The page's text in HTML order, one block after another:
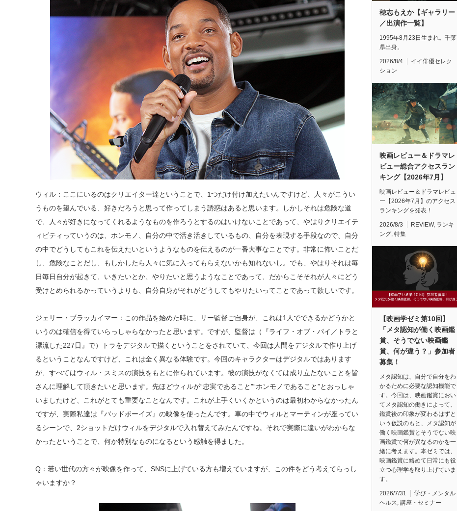
ウィル：ここにいるのはクリエイター達ということで、1つだけ付け加えたいんですけど、人々がこうい
うものを望んでいる、好きだろうと思って作ってしまう誘惑はあると思います。しかしそれは危険な道
で、人々が好きになってくれるようなものを作ろうとするのはいけないことであって、やはりクリエイテ
ィビティっていうのは、ホンモノ、自分の中で活き活きしているもの、自分を表現する手段なので、自分
の中でどうしてもこれを伝えたいというようなものを伝えるのが一番大事なことです。非常に怖いことだ
し、危険なことだし、もしかしたら人々に気に入ってもらえないかも知れないし。でも、やはりそれは毎
日毎日自分が起きて、いきたいとか、やりたいと思うようなことであって、だからこそそれが人々にどう
受けとめられるかっていうよりも、自分自身がそれがどうしてもやりたいってことであって欲しいです。
ジェリー・ブラッカイマー：この作品を始めた時に、リー監督ご自身が、これは1人でできるかどうかと
いうのは確信を得ていらっしゃらなかったと思います。ですが、監督は（『ライフ・オブ・パイ／トラと
漂流した227日』で）トラをデジタルで描くということをされていて、今回は人間をデジタルで作り上げ
るということなんですけど、これは全く異なる体験です。今回のキャラクターはデジタルではあります
が、すべてはウィル・スミスの演技をもとに作られています。彼の演技がなくては成り立たないことを皆
さんに理解して頂きたいと思います。先ほどウィルが“忠実であること”“ホンモノであること”とおっしゃ
いましたけど、これがとても重要なことなんです。これが上手くいくかというのは最初わからなかったん
ですが、実際私達は『バッドボーイズ』の映像を使ったんです。車の中でウィルとマーティンが座ってい
るシーンで、2ショットだけウィルをデジタルで入れ替えてみたんですね。それで実際に違いがわからな
かったということで、何か特別なものになるという感触を得ました。
Q：若い世代の方々が映像を作って、SNSに上げている方も増えていますが、この件をどう考えてらっし
ゃいますか？
穂志もえか【ギャラリー
／出演作一覧】
1995年8月23日生まれ。千葉
県出身。
2026/8/4
イイ俳優セレク
ション
映画レビュー＆ドラマレ
ビュー総合アクセスラン
キング【2026年7月】
映画レビュー＆ドラマレビュ
ー【2026年7月】のアクセス
ランキングを発表！
2026/8/3 REVIEW, ランキ
ング, 特集
【映画学ゼミ第10回】
「メタ認知が働く映画鑑
賞、そうでない映画鑑
賞、何が違う？」参加者
募集！
メタ認知は、自分で自分をわ
かるために必要な認知機能で
す。今回は、映画鑑賞におい
てメタ認知の働きによって、
鑑賞後の印象が変わるはずと
いう仮説のもと、メタ認知が
働く映画鑑賞とそうでない映
画鑑賞で何が異なるのかを一
緒に考えます。本ゼミでは、
映画鑑賞に絡めて日常にも役
立つ心理学を取り上げていま
す。
2026/7/31
学び・メンタル
ヘルス, 講座・セミナー